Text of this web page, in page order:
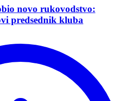
novo rukovodstvo:
predsednik kluba